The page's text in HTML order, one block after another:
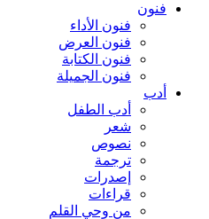
فنون
فنون الأداء
فنون العرض
فنون الكتابة
فنون الجميلة
أدب
أدب الطفل
شعر
نصوص
ترجمة
إصدرات
قراءات
من وحي القلم